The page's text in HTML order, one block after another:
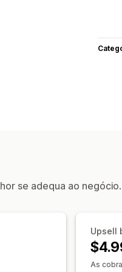
se adequa ao negócio.
Upsell
As